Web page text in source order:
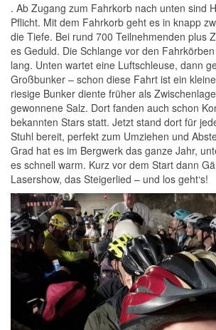
. Ab Zugang zum Fahrkorb nach unten sind
Pflicht. Mit dem Fahrkorb geht es in knapp
die Tiefe. Bei rund 700 Teilnehmenden plus
es Geduld. Die Schlange vor den
lang. Unten wartet eine Luftschleuse, dann
Großbunker – schon diese Fahrt ist ein
riesige Bunker diente früher als
gewonnene Salz. Dort fanden auch schon
bekannten Stars statt. Jetzt stand dort für
Stuhl bereit, perfekt zum Umziehen und
Grad hat es im Bergwerk das ganze Jahr,
es schnell warm. Kurz vor dem Start dann
Lasershow, das Steigerlied – und los geht‘s!